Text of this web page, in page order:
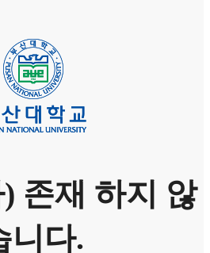
존재 하지 않
니다.